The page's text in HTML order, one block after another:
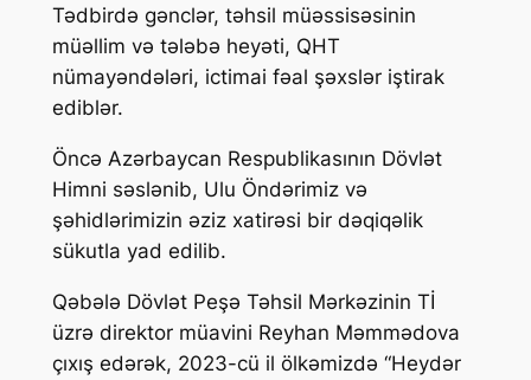
Tədbirdə gənclər, təhsil müəssisəsinin
müəllim və tələbə heyəti, QHT
nümayəndələri, ictimai fəal şəxslər iştirak
ediblər.
Öncə Azərbaycan Respublikasının Dövlət
Himni səslənib, Ulu Öndərimiz və
şəhidlərimizin əziz xatirəsi bir dəqiqəlik
sükutla yad edilib.
Qəbələ Dövlət Peşə Təhsil Mərkəzinin Tİ
üzrə direktor müavini Reyhan Məmmədova
çıxış edərək, 2023-cü il ölkəmizdə “Heydər